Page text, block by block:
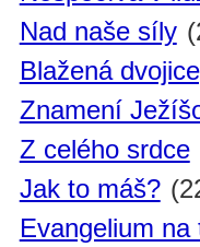
Nad naše síly
Blažená
Znamení
Z celého srdce
Jak to máš?
Evangelium na